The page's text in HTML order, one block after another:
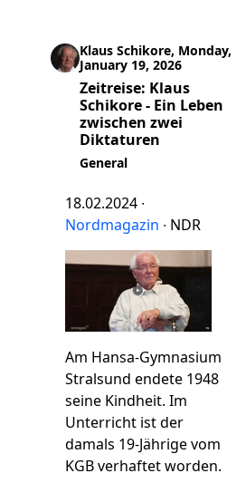
Klaus Schikore, Monday,
January 19, 2026
Zeitreise: Klaus
Schikore - Ein Leben
zwischen zwei
Diktaturen
General
18.02.2024 ∙
Nordmagazin ∙ NDR
Am Hansa-Gymnasium
Stralsund endete 1948
seine Kindheit. Im
Unterricht ist der
damals 19-Jährige vom
KGB verhaftet worden.